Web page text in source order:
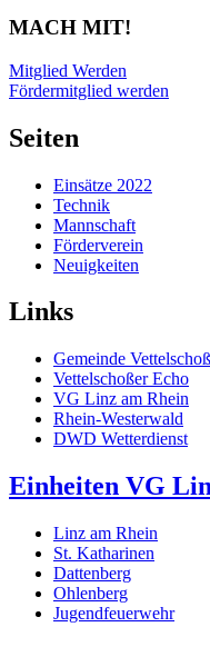
MACH MIT!
Mitglied Werden
Fördermitglied werden
Seiten
Einsätze 2022
Technik
Mannschaft
Förderverein
Neuigkeiten
Links
Gemeinde Vettelschoß
Vettelschoßer Echo
VG Linz am Rhein
Rhein-Westerwald
DWD Wetterdienst
Einheiten VG
Linz am Rhein
St. Katharinen
Dattenberg
Ohlenberg
Jugendfeuerwehr